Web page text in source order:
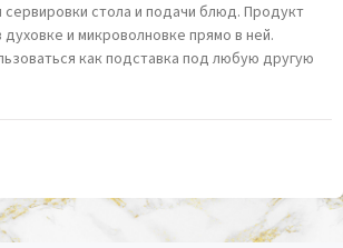
сервировки стола и подачи блюд. Продукт
и микроволновке прямо в ней.
как подставка под любую другую